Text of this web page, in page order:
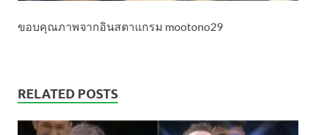
ขอบคุณภาพจากอินสตาแกรม mootono29
RELATED POSTS